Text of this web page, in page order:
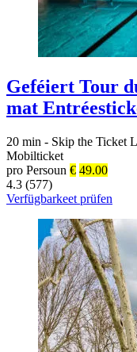
Geféiert Tour
mat
20 min - Skip the Ticket
Mobilticket
pro Persoun € 49.00
4.3 (577)
Verfügbarkeet prüfen